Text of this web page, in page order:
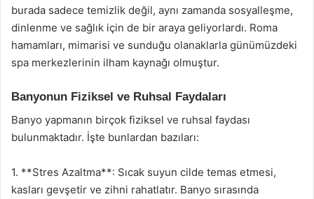
burada sadece temizlik değil, aynı zamanda sosyalleşme,
dinlenme ve sağlık için de bir araya geliyorlardı. Roma
hamamları, mimarisi ve sunduğu olanaklarla günümüzdeki
spa merkezlerinin ilham kaynağı olmuştur.
Banyonun Fiziksel ve Ruhsal Faydaları
Banyo yapmanın birçok fiziksel ve ruhsal faydası
bulunmaktadır. İşte bunlardan bazıları:
1. **Stres Azaltma**: Sıcak suyun cilde temas etmesi,
kasları gevşetir ve zihni rahatlatır. Banyo sırasında